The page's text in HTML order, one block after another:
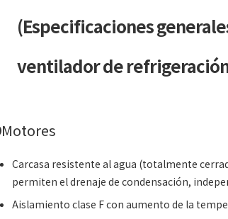
(Especificaciones
ventilador de
Motores
Carcasa resistente al agua (totalmente
permiten el drenaje de condensación,
Aislamiento clase F con aumento de la